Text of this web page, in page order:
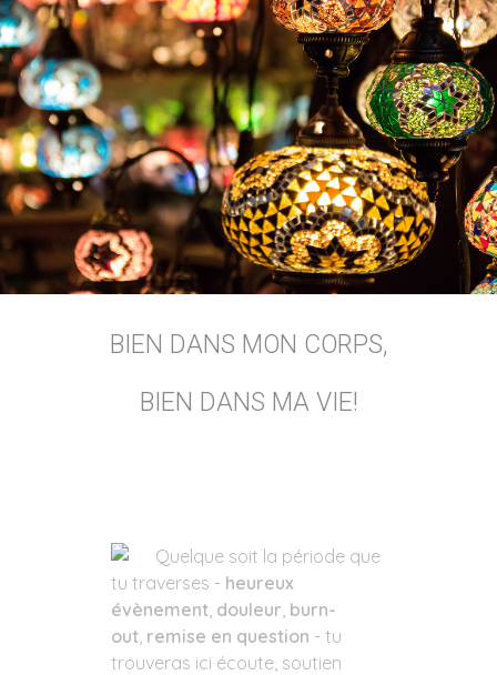
BIEN DANS MON CORPS,
BIEN DANS MA VIE!
Quelque soit la période que
tu traverses - heureux
évènement, douleur, burn-
out, remise en question - tu
trouveras ici écoute, soutien